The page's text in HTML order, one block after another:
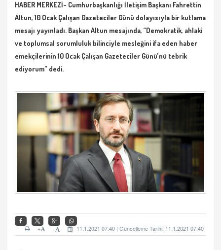
HABER MERKEZİ- Cumhurbaşkanlığı İletişim Başkanı Fahrettin
Altun, 10 Ocak Çalışan Gazeteciler Günü dolayısıyla bir kutlama
mesajı yayınladı. Başkan Altun mesajında, “Demokratik, ahlaki
ve toplumsal sorumluluk bilinciyle mesleğini ifa eden haber
emekçilerinin 10 Ocak Çalışan Gazeteciler Günü’nü tebrik
ediyorum” dedi.
11.1.2021 07:40 | Güncelleme Tarihi: 11.1.2021 07:40
-
+